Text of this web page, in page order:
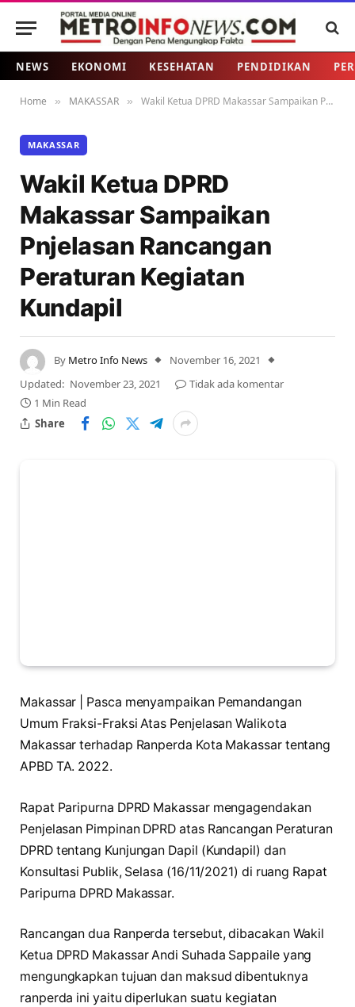
NEWS EKONOMI KESEHATAN PENDIDIKAN
Home » MAKASSAR » Wakil Ketua DPRD Makassar Sampaikan Pnjelasan Rancangan Peraturan Kegiatan Kundapil
MAKASSAR
Wakil Ketua DPRD
Makassar Sampaikan
Pnjelasan Rancangan
Peraturan Kegiatan
Kundapil
By Metro Info News
November 16, 2021
Updated: November 23, 2021
Tidak ada komentar
1 Min Read
Share
Makassar | Pasca menyampaikan Pemandangan
Umum Fraksi-Fraksi Atas Penjelasan Walikota
Makassar terhadap Ranperda Kota Makassar tentang
APBD TA. 2022.
Rapat Paripurna DPRD Makassar mengagendakan
Penjelasan Pimpinan DPRD atas Rancangan Peraturan
DPRD tentang Kunjungan Dapil (Kundapil) dan
Konsultasi Publik, Selasa (16/11/2021) di ruang Rapat
Paripurna DPRD Makassar.
Rancangan dua Ranperda tersebut, dibacakan Wakil
Ketua DPRD Makassar Andi Suhada Sappaile yang
mengungkapkan tujuan dan maksud dibentuknya
ranperda ini yaitu diperlukan suatu kegiatan